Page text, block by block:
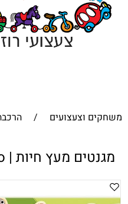
משחקים וצעצועים /
מגנטים מעץ חיות | Djeco